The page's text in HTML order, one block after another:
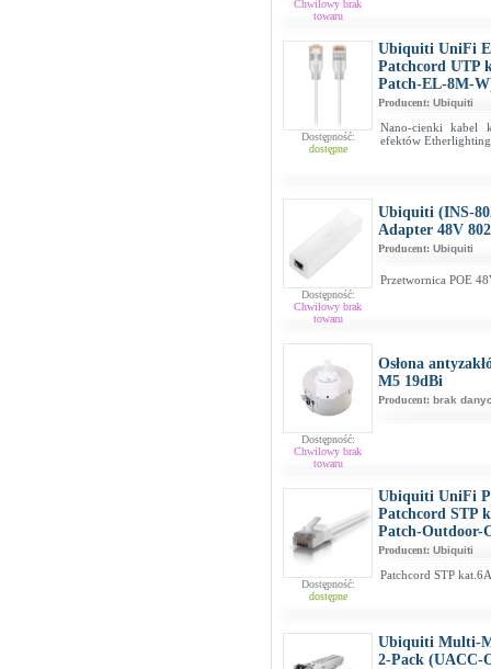
Chwilowy brak
towaru
Dostępność:
dostępne
Ubiquiti UniFi
Patchcord UTP
Patch-EL-8M-
Producent: Ubiquiti
Nano-cienki kabel
efektów
Dostępność:
Chwilowy brak
towaru
Ubiquiti (INS-
Adapter 48V
Producent: Ubiquiti
Przetwornica POE
Dostępność:
Chwilowy brak
towaru
Osłona
M5 19dBi
Producent: brak
Dostępność:
dostępne
Ubiquiti UniFi
Patchcord STP
Patch-Outdoor-
Producent: Ubiquiti
Patchcord STP
Ubiquiti Multi-
2-Pack